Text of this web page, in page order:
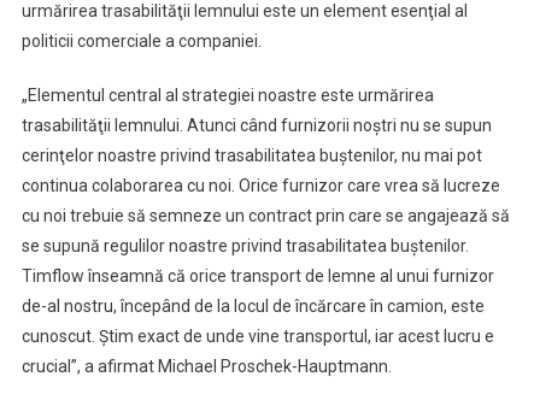
urmărirea trasabilităţii lemnului este un element esenţial al
politicii comerciale a companiei.
„Elementul central al strategiei noastre este urmărirea
trasabilităţii lemnului. Atunci când furnizorii noştri nu se supun
cerinţelor noastre privind trasabilitatea buştenilor, nu mai pot
continua colaborarea cu noi. Orice furnizor care vrea să lucreze
cu noi trebuie să semneze un contract prin care se angajează să
se supună regulilor noastre privind trasabilitatea buştenilor.
Timflow înseamnă că orice transport de lemne al unui furnizor
de-al nostru, începând de la locul de încărcare în camion, este
cunoscut. Ştim exact de unde vine transportul, iar acest lucru e
crucial”, a afirmat Michael Proschek-Hauptmann.